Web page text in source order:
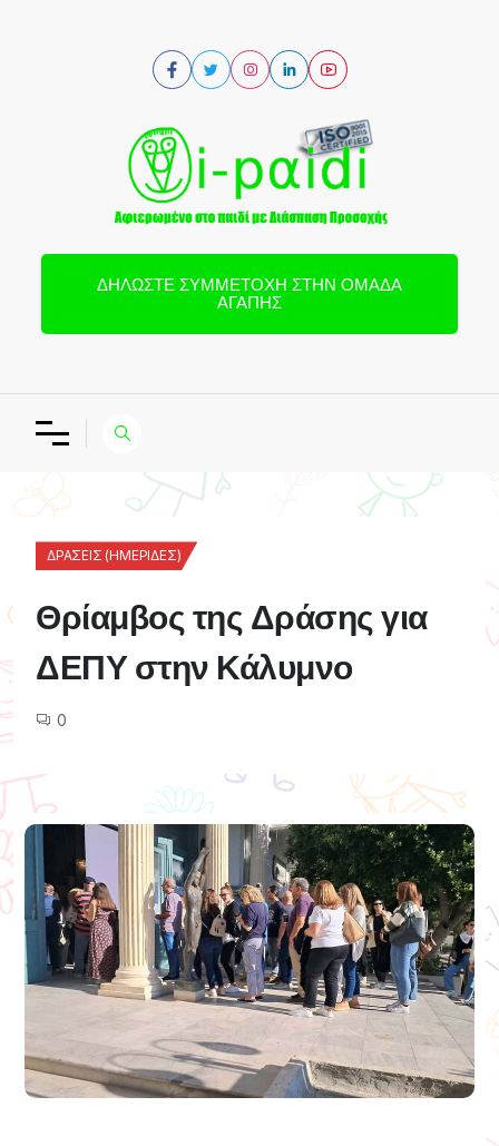
ΔΗΛΏΣΤΕ ΣΥΜΜΕΤΟΧΉ ΣΤΗΝ ΟΜΆΔΑ
ΑΓΆΠΗΣ
ΔΡΆΣΕΙΣ (ΗΜΕΡΊΔΕΣ)
Θρίαμβος της Δράσης για
ΔΕΠΥ στην Κάλυμνο
0